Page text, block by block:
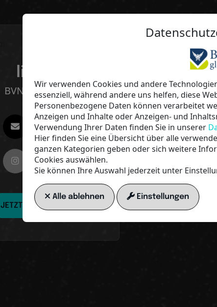
lippi
BVNMglobal
JETZT STARTEN
Reichweite
10
Wir verwenden Cookies und andere
essenziell, während andere uns helfen, diese
Personenbezogene Daten können verarbeitet
Anzeigen und Inhalte oder Anzeigen- und
Verwendung Ihrer Daten finden Sie in unserer
Hier finden Sie eine Übersicht über alle
ganzen Kategorien geben oder sich weitere
Cookies auswählen.
Sie können Ihre Auswahl jederzeit unter
Alle ablehnen Einstellungen